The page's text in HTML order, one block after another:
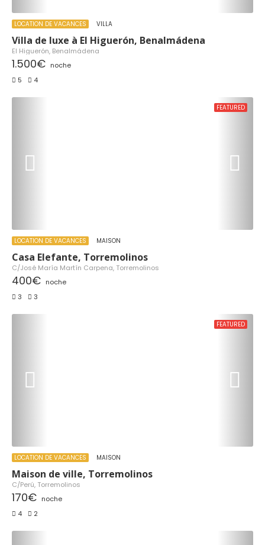
LOCATION DE VACANCES VILLA
Villa de luxe à El Higuerón, Benalmádena
El Higuerón, Benalmádena
1.500€ noche
5
4
FEATURED
LOCATION DE VACANCES MAISON
Casa Elefante, Torremolinos
C/José María Martín Carpena, Torremolinos
400€ noche
3
3
FEATURED
LOCATION DE VACANCES MAISON
Maison de ville, Torremolinos
C/Perú, Torremolinos
170€ noche
4
2